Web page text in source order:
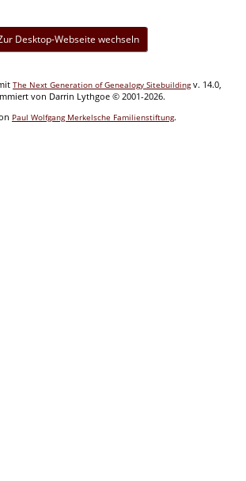
Desktop-Webseite wechseln
The Next Generation of Genealogy Sitebuildingv. 14.0,
von Darrin Lythgoe © 2001-2026.
Paul Wolfgang Merkelsche Familienstiftung.